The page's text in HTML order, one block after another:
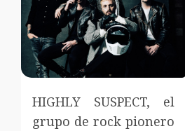
HIGHLY SUSPECT, el
grupo de rock pionero